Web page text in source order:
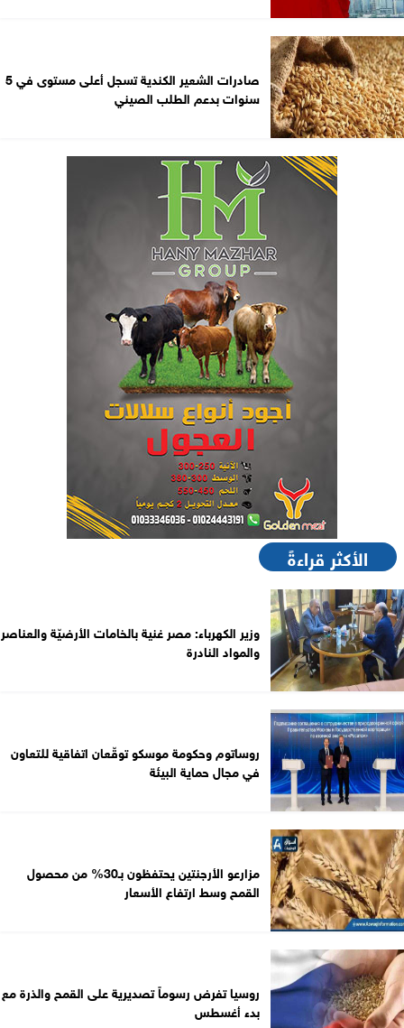
صادرات الشعير الكندية تسجل أعلى مستوى في 5
سنوات بدعم الطلب الصيني
الأكثر قراءةً
وزير الكهرباء: مصر غنية بالخامات الأرضيّة والعناصر
والمواد النادرة
روساتوم وحكومة موسكو توقّعان اتفاقية للتعاون
في مجال حماية البيئة
مزارعو الأرجنتين يحتفظون بـ30% من محصول
القمح وسط ارتفاع الأسعار
روسيا تفرض رسوماً تصديرية على القمح والذرة مع
بدء أغسطس